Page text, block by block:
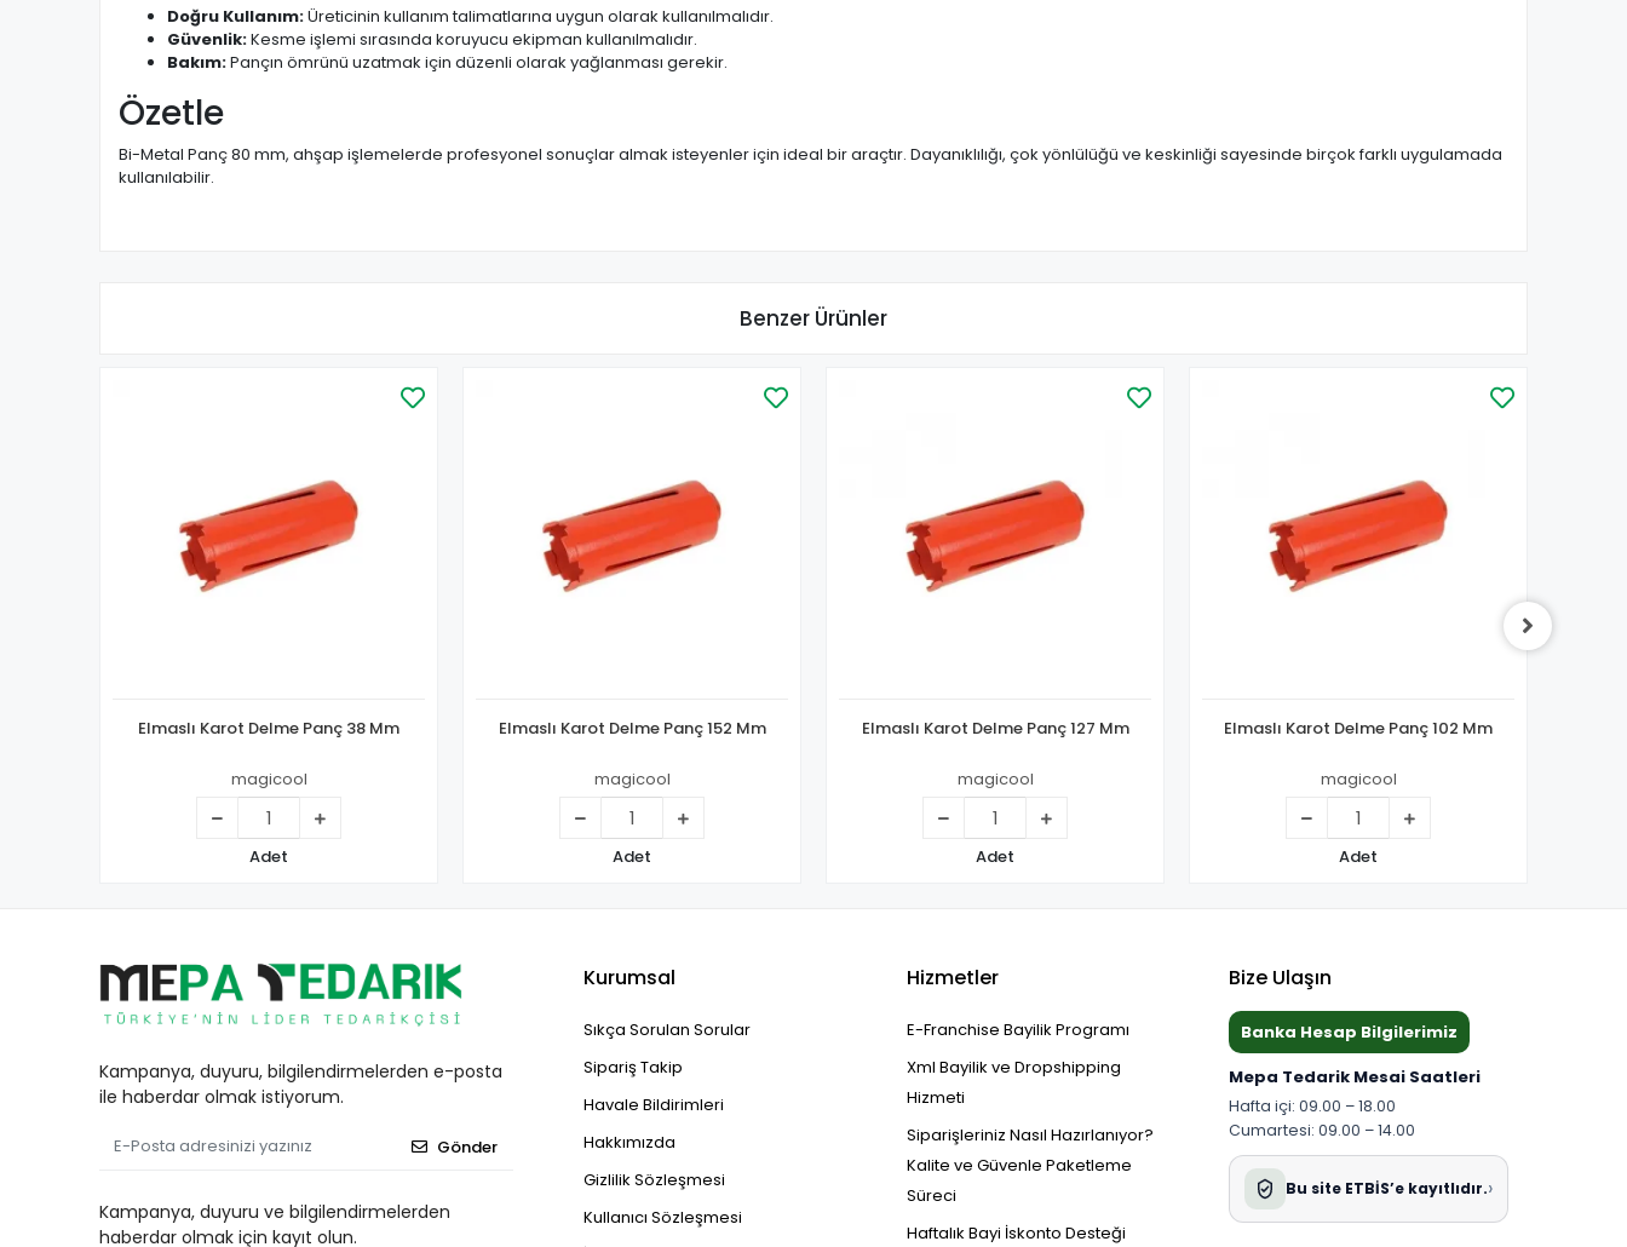
Doğru Kullanım:Üreticinin kullanım talimatlarına uygun olarak kullanılmalıdır.
Güvenlik:Kesme işlemi sırasında koruyucu ekipman kullanılmalıdır.
Bakım:Pançın ömrünü uzatmak için düzenli olarak yağlanması gerekir.
Özetle
Bi-Metal Panç 80 mm, ahşap işlemelerde profesyonel sonuçlar almak isteyenler için ideal bir araçtır. Dayanıklılığı, çok yönlülüğü ve keskinliği sayesinde birçok farklı uygulamada
kullanılabilir.
Benzer Ürünler
Elmaslı Karot Delme Panç 38 Mm
magicool
Adet
Elmaslı Karot Delme Panç 152 Mm
magicool
Adet
Elmaslı Karot Delme Panç 127 Mm
magicool
Adet
Elmaslı Karot Delme Panç 102 Mm
magicool
Adet
Kampanya, duyuru, bilgilendirmelerden e-posta
ile haberdar olmak istiyorum.
Gönder
Kampanya, duyuru ve bilgilendirmelerden
haberdar olmak için kayıt olun.
Kurumsal
Sıkça Sorulan Sorular
Sipariş Takip
Havale Bildirimleri
Hakkımızda
Gizlilik Sözleşmesi
Kullanıcı Sözleşmesi
Hizmetler
E-Franchise Bayilik Programı
Xml Bayilik ve Dropshipping
Hizmeti
Siparişleriniz Nasıl Hazırlanıyor?
Kalite ve Güvenle Paketleme
Süreci
Haftalık Bayi İskonto Desteği
Bize Ulaşın
Banka Hesap Bilgilerimiz
Mepa Tedarik Mesai Saatleri
Hafta içi: 09.00 – 18.00
Cumartesi: 09.00 – 14.00
Bu site ETBİS’e kayıtlıdır.›